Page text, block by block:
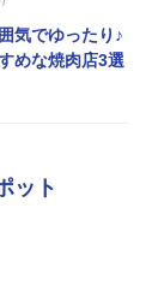
気でゆったり♪
めな焼肉店3選
ット